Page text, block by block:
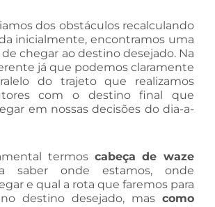
dos obstáculos recalculando
inicialmente, encontramos uma
chegar ao destino desejado. Na
já que podemos claramente
do trajeto que realizamos
com o destino final que
em nossas decisões do dia-a-
termos cabeça de waze
saber onde estamos, onde
e qual a rota que faremos para
destino desejado, mas como